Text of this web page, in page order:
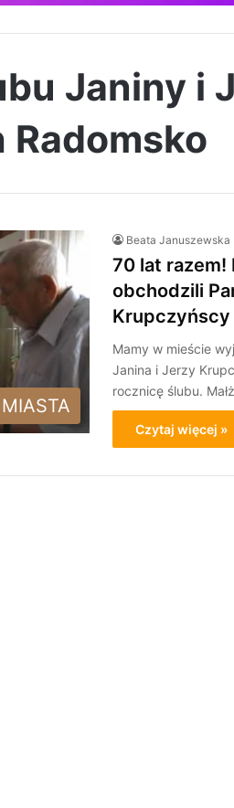
Janiny i
Beata Januszewska
70 lat razem!
obchodzili
Krupczyńscy
Mamy w mieście
Janina i Jerzy
rocznicę ślubu.
Czytaj więcej »